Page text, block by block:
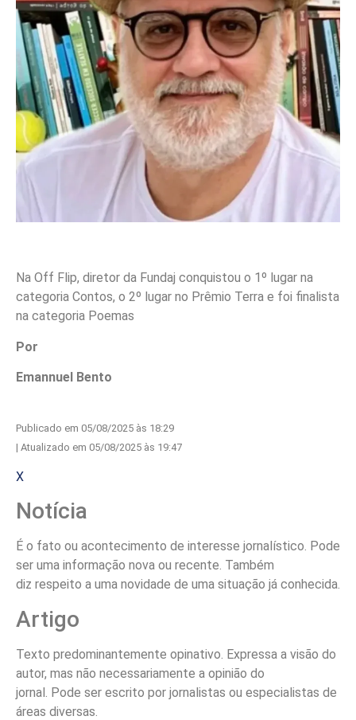
Na Off Flip, diretor da Fundaj conquistou o 1º lugar na
categoria Contos, o 2º lugar no Prêmio Terra e foi finalista
na categoria Poemas
Por
Emannuel Bento
Publicado em 05/08/2025 às 18:29
| Atualizado em 05/08/2025 às 19:47
X
Notícia
É o fato ou acontecimento de interesse jornalístico. Pode
ser uma informação nova ou recente. Também
diz respeito a uma novidade de uma situação já conhecida.
Artigo
Texto predominantemente opinativo. Expressa a visão do
autor, mas não necessariamente a opinião do
jornal. Pode ser escrito por jornalistas ou especialistas de
áreas diversas.